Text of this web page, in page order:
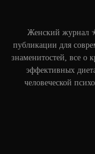
Женский журнал
публикации для
знаменитостей, все о
эффективных
человеческой